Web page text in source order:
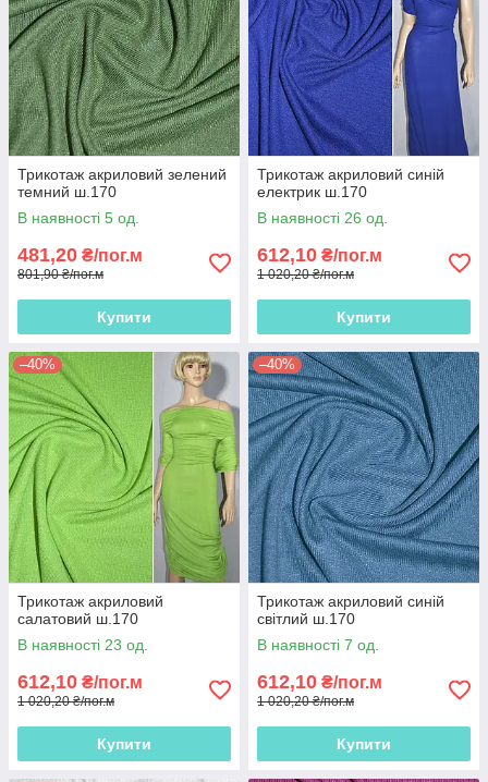
Трикотаж акриловий зелений
темний ш.170
В наявності 5 од.
481,20 ₴/пог.м
801,90 ₴/пог.м
Купити
Трикотаж акриловий синій
електрик ш.170
В наявності 26 од.
612,10 ₴/пог.м
1 020,20 ₴/пог.м
Купити
–40%
Трикотаж акриловий
салатовий ш.170
В наявності 23 од.
612,10 ₴/пог.м
1 020,20 ₴/пог.м
Купити
–40%
Трикотаж акриловий синій
світлий ш.170
В наявності 7 од.
612,10 ₴/пог.м
1 020,20 ₴/пог.м
Купити